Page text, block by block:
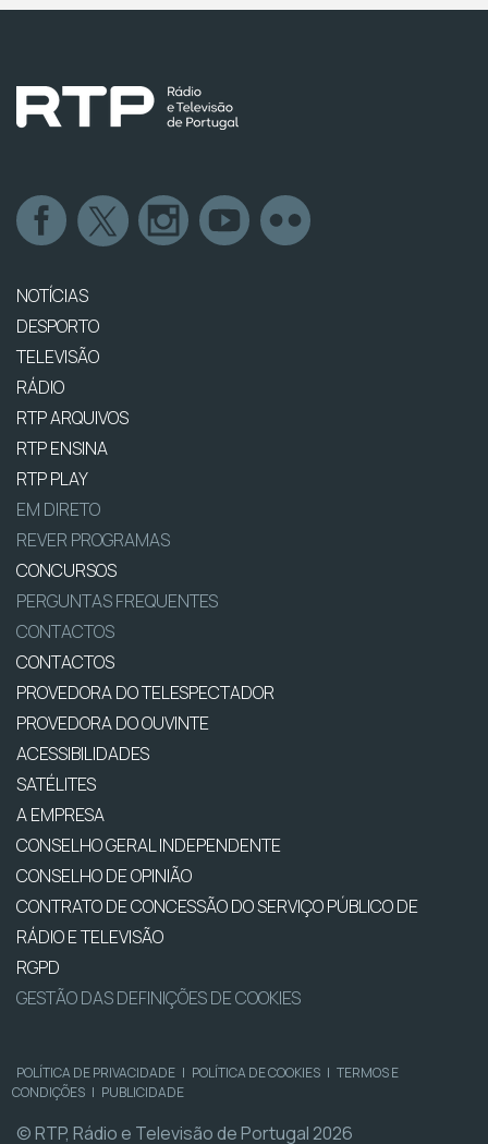
NOTÍCIAS
DESPORTO
TELEVISÃO
RÁDIO
RTP ARQUIVOS
RTP ENSINA
RTP PLAY
EM DIRETO
REVER PROGRAMAS
CONCURSOS
PERGUNTAS FREQUENTES
CONTACTOS
CONTACTOS
PROVEDORA DO TELESPECTADOR
PROVEDORA DO OUVINTE
ACESSIBILIDADES
SATÉLITES
A EMPRESA
CONSELHO GERAL INDEPENDENTE
CONSELHO DE OPINIÃO
CONTRATO DE CONCESSÃO DO SERVIÇO PÚBLICO DE
RÁDIO E TELEVISÃO
RGPD
GESTÃO DAS DEFINIÇÕES DE COOKIES
POLÍTICA DE PRIVACIDADE | POLÍTICA DE COOKIES | TERMOS E
CONDIÇÕES | PUBLICIDADE
© RTP, Rádio e Televisão de Portugal 2026